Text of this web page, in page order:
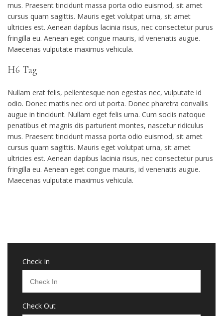
mus. Praesent tincidunt massa porta odio euismod, sit amet
cursus quam sagittis. Mauris eget volutpat urna, sit amet
ultricies est. Aenean dapibus lacinia risus, nec consectetur purus
fringilla eu. Aenean eget congue mauris, id venenatis augue.
Maecenas vulputate maximus vehicula.
H6 Tag
Nullam erat felis, pellentesque non egestas nec, vulputate id
odio. Donec mattis nec orci ut porta. Donec pharetra convallis
augue in tincidunt. Nullam eget felis urna. Cum sociis natoque
penatibus et magnis dis parturient montes, nascetur ridiculus
mus. Praesent tincidunt massa porta odio euismod, sit amet
cursus quam sagittis. Mauris eget volutpat urna, sit amet
ultricies est. Aenean dapibus lacinia risus, nec consectetur purus
fringilla eu. Aenean eget congue mauris, id venenatis augue.
Maecenas vulputate maximus vehicula.
Check In
Check Out